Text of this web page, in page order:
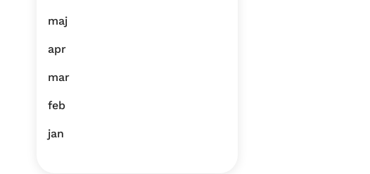
maj
apr
mar
feb
jan